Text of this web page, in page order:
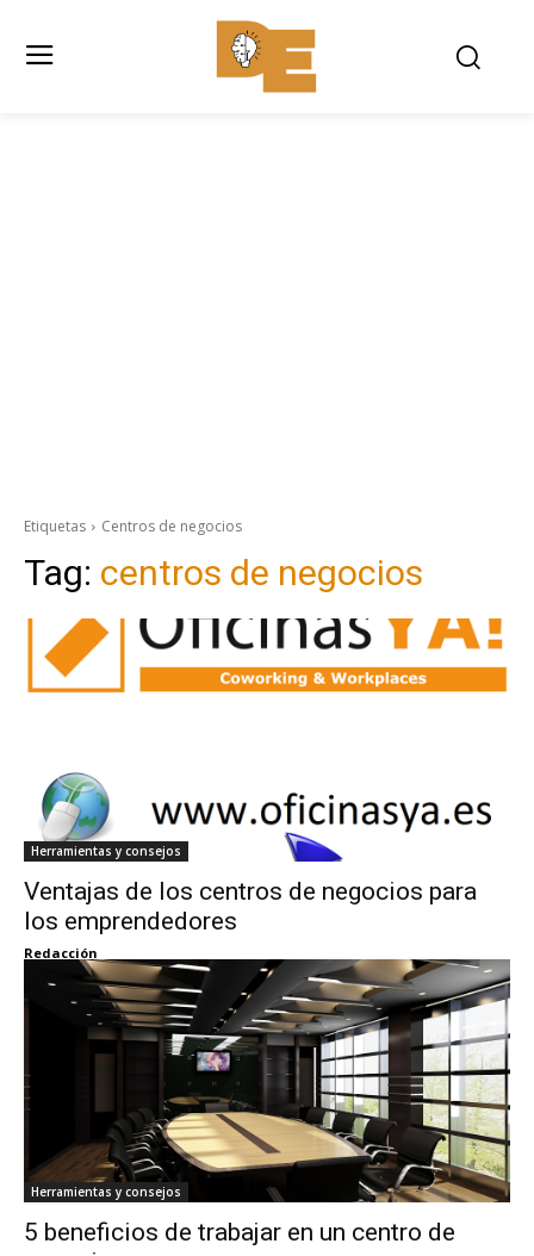
Etiquetas Centros de negocios
Tag: centros de negocios
Herramientas y consejos
Ventajas de los centros de negocios para
los emprendedores
Redacción
Herramientas y consejos
5 beneficios de trabajar en un centro de